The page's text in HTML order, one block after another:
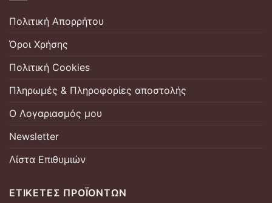
Πολιτική Απορρήτου
Όροι Χρήσης
Πολιτική Cookies
Πληρωμές & Πληροφορίες αποστολής
Ο Λογαριασμός μου
Newsletter
Λίστα Επιθυμιών
ΕΤΙΚΈΤΕΣ ΠΡΟΪΌΝΤΩΝ